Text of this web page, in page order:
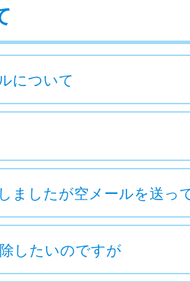
について
ましたが空メールを送っ
したいのですが